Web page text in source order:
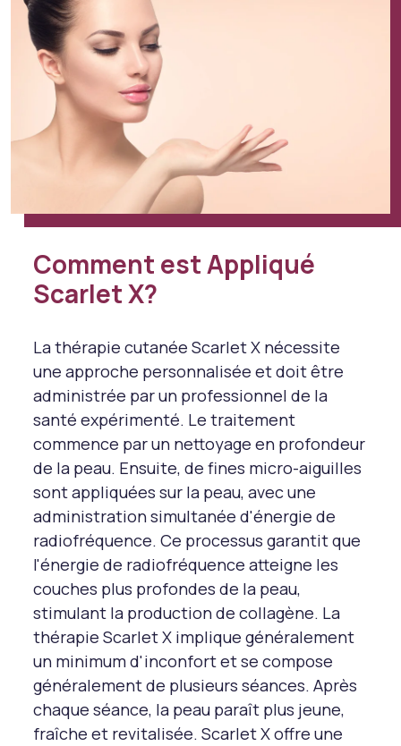
Comment est Appliqué
Scarlet X?
La thérapie cutanée Scarlet X nécessite
une approche personnalisée et doit être
administrée par un professionnel de la
santé expérimenté. Le traitement
commence par un nettoyage en profondeur
de la peau. Ensuite, de fines micro-aiguilles
sont appliquées sur la peau, avec une
administration simultanée d'énergie de
radiofréquence. Ce processus garantit que
l'énergie de radiofréquence atteigne les
couches plus profondes de la peau,
stimulant la production de collagène. La
thérapie Scarlet X implique généralement
un minimum d'inconfort et se compose
généralement de plusieurs séances. Après
chaque séance, la peau paraît plus jeune,
fraîche et revitalisée. Scarlet X offre une